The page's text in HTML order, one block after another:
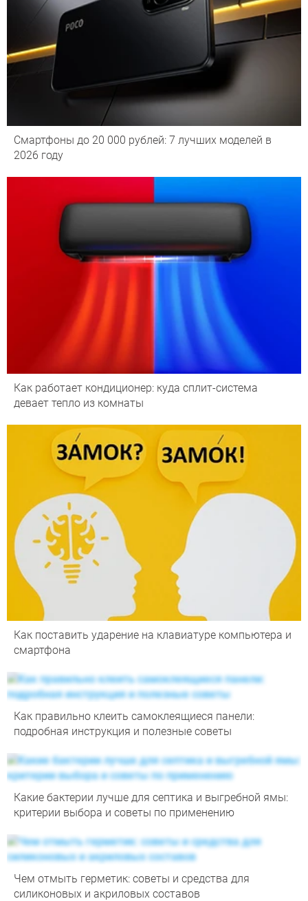
Смартфоны до 20 000 рублей: 7 лучших моделей в
2026 году
Как работает кондиционер: куда сплит-система
девает тепло из комнаты
Как поставить ударение на клавиатуре компьютера и
смартфона
Как правильно клеить самоклеящиеся панели:
подробная инструкция и полезные советы
Какие бактерии лучше для септика и выгребной ямы:
критерии выбора и советы по применению
Чем отмыть герметик: советы и средства для
силиконовых и акриловых составов